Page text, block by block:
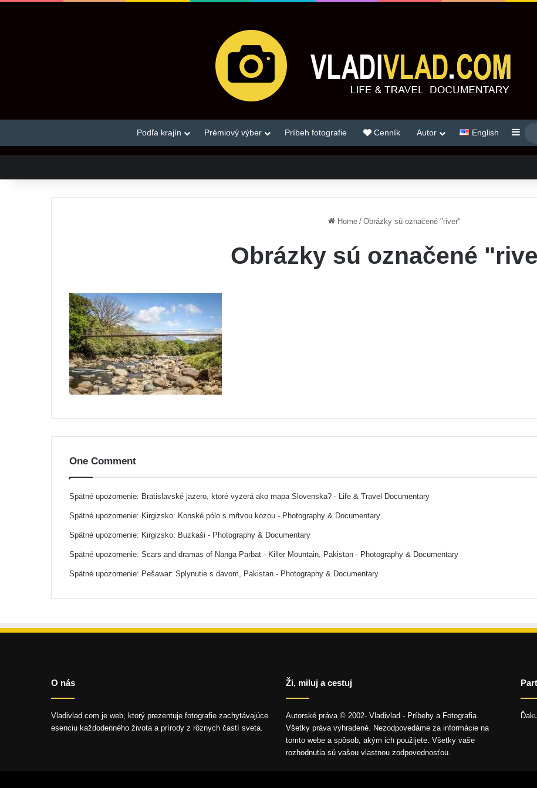
Podľa krajín Prémiový výber Príbeh fotografie Cenník Autor English
Home / Obrázky sú označené "river"
Obrázky sú označené
One Comment
Spätné upozornenie: Bratislavské jazero, ktoré vyzerá ako mapa Slovenska? - Life & Travel Documentary
Spätné upozornenie: Kirgizsko: Konské pólo s mŕtvou kozou - Photography & Documentary
Spätné upozornenie: Kirgizsko: Buzkaši - Photography & Documentary
Spätné upozornenie: Scars and dramas of Nanga Parbat - Killer Mountain, Pakistan - Photography & Documentary
Spätné upozornenie: Pešawar: Splynutie s davom, Pakistan - Photography & Documentary
O nás
Vladivlad.com je web, ktorý prezentuje fotografie zachytávajúce
esenciu každodenného života a prírody z rôznych častí sveta.
Ži, miluj a cestuj
Autorské práva © 2002- Vladivlad - Príbehy a Fotografia.
Všetky práva vyhradené. Nezodpovedáme za informácie na
tomto webe a spôsob, akým ich použijete. Všetky vaše
rozhodnutia sú vašou vlastnou zodpovednosťou.